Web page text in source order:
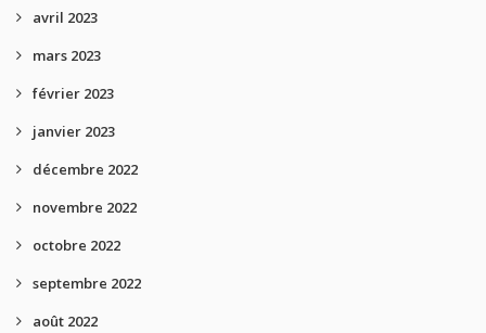
avril 2023
mars 2023
février 2023
janvier 2023
décembre 2022
novembre 2022
octobre 2022
septembre 2022
août 2022